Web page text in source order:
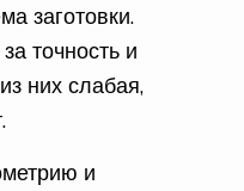
заготовки.
точность и
них слабая,
и